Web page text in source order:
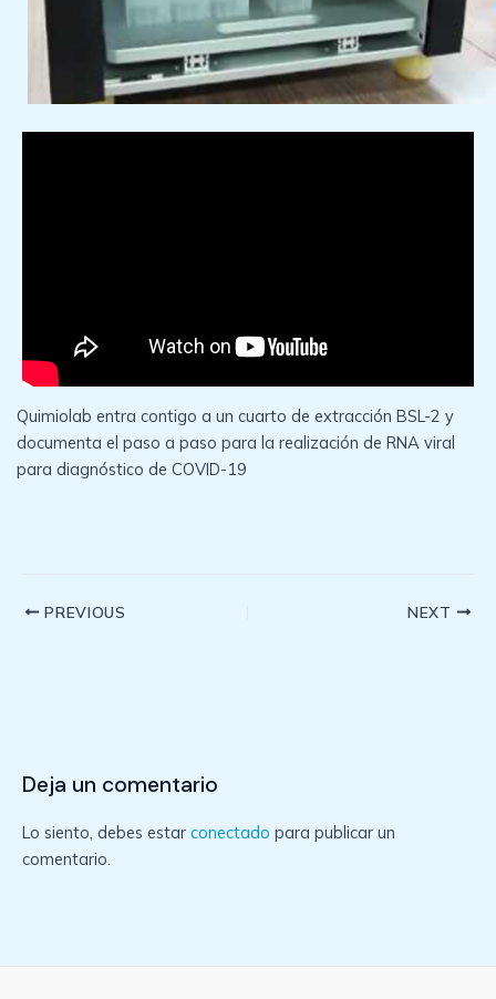
Quimiolab entra contigo a un cuarto de extracción BSL-2 y
documenta el paso a paso para la realización de RNA viral
para diagnóstico de COVID-19
PostPREVIOUS NEXT
Deja un comentario
Lo siento, debes estar conectado para publicar un
comentario.